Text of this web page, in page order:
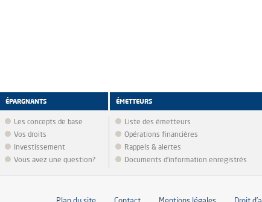
ÉPARGNANTS
Les concepts de base
Vos droits
Investissement
Vous avez une question?
ÉMETTEURS
Liste des émetteurs
Opérations financières
Rappels & alertes
Documents d’information enregistrés